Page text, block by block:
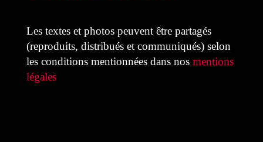
Les textes et photos peuvent être partagés
(reproduits, distribués et communiqués) selon
les conditions mentionnées dans nos mentions
légales